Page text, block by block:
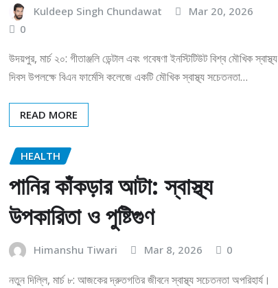
Kuldeep Singh Chundawat
Mar 20, 2026
0
উদয়পুর, মার্চ ২০: গীতাঞ্জলি ডেন্টাল এবং গবেষণা ইনস্টিটিউট বিশ্ব মৌখিক স্বাস্থ্য
দিবস উপলক্ষে বিএন ফার্মেসি কলেজে একটি মৌখিক স্বাস্থ্য সচেতনতা…
READ MORE
HEALTH
পানির কাঁকড়ার আটা: স্বাস্থ্য
উপকারিতা ও পুষ্টিগুণ
Himanshu Tiwari Mar 8, 2026 0
নতুন দিল্লি, মার্চ ৮: আজকের দ্রুতগতির জীবনে স্বাস্থ্য সচেতনতা অপরিহার্য।